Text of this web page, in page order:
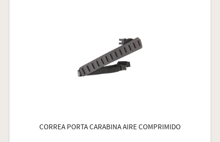
CORREA PORTA CARABINA AIRE COMPRIMIDO